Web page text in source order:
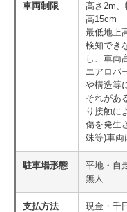
車両制限
高さ2m
高15cm
最低地上
検知でき
し、車両
エアロパ
や構造等
それがあ
り接触に
傷を発生
殊等)車両
駐車場形態
平地・自
無人
支払方法
現金・千